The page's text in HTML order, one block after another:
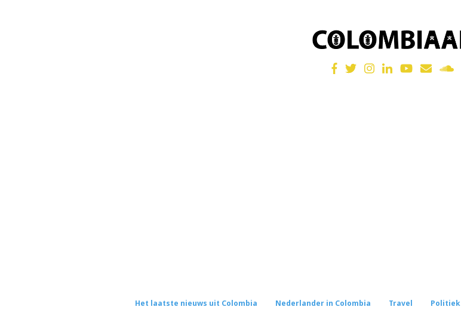
Het laatste nieuws uit Colombia Nederlander in Colombia Travel Politiek